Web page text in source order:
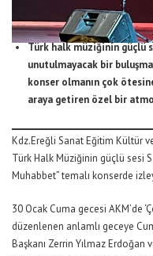
Türk halk müziğinin güçlü
unutulmayacak bir
konser olmanın çok
araya getiren özel bir
Kdz.Ereğli Sanat Eğitim Kültür
Türk Halk Müziğinin güçlü sesi
Muhabbet” temalı konserde
30 Ocak Cuma gecesi AKM’de
düzenlenen anlamlı geceye
Başkanı Zerrin Yılmaz Erdoğan